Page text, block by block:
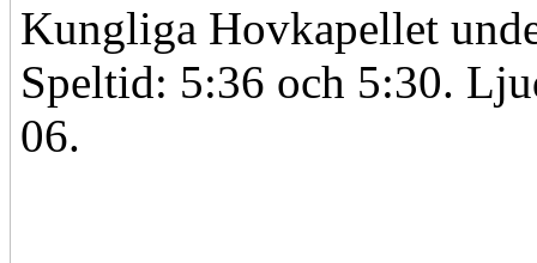
Kungliga Hovkapellet
Speltid: 5:36 och 5:30.
06.